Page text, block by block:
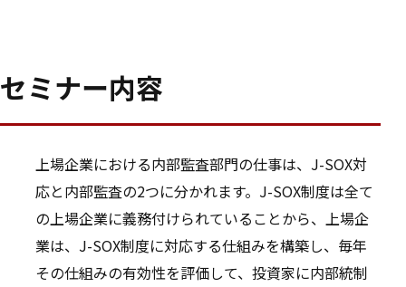
セミナー内容
上場企業における内部監査部門の仕事は、J-SOX対
応と内部監査の2つに分かれます。J-SOX制度は全て
の上場企業に義務付けられていることから、上場企
業は、J-SOX制度に対応する仕組みを構築し、毎年
その仕組みの有効性を評価して、投資家に内部統制